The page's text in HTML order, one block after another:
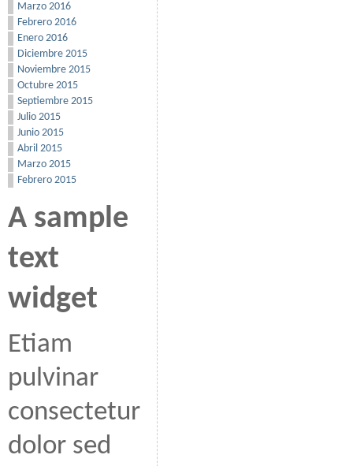
Marzo 2016
Febrero 2016
Enero 2016
Diciembre 2015
Noviembre 2015
Octubre 2015
Septiembre 2015
Julio 2015
Junio 2015
Abril 2015
Marzo 2015
Febrero 2015
A sample
text
widget
Etiam
pulvinar
consectetur
dolor sed